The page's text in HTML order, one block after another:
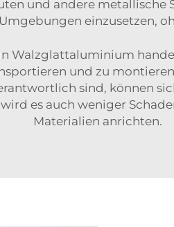
und andere metallische
einzusetzen,
Walzglattaluminium
und zu
sind, können
es auch weniger
Materialien anrichten.